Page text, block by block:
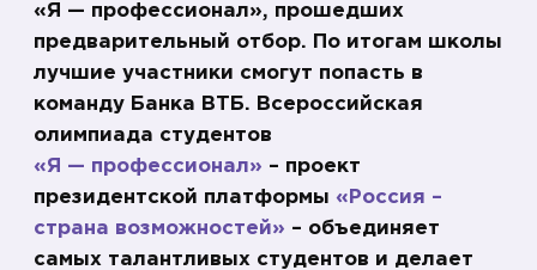
«Я — профессионал», прошедших
предварительный отбор. По итогам школы
лучшие участники смогут попасть в
команду Банка ВТБ. Всероссийская
олимпиада студентов
«Я — профессионал» – проект
президентской платформы «Россия –
страна возможностей» – объединяет
самых талантливых студентов и делает